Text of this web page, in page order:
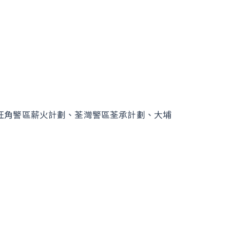
警區薪火計劃、荃灣警區荃承計劃、大埔